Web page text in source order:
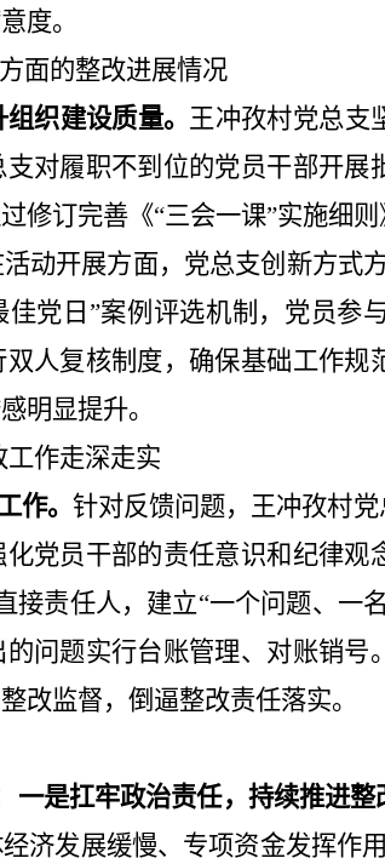
度。
面的整改进展情况
织建设质量。 王冲孜村党总支
对履职不到位的党员干部开
修订完善《“三会一课”实施细
动开展方面，党总支创新方式
佳党日 ”案例评选机制，党员参
人复核制度，确保基础工作
明显提升。
工作走深走实
作。针对反馈问题，王冲孜村
党员干部的责任意识和纪律
接责任人，建立“一个问题、一
问题实行台账管理、对账销
改监督，倒逼整改责任落实。
一是扛牢政治责任，持续推进整
济发展缓慢、专项资金发挥作